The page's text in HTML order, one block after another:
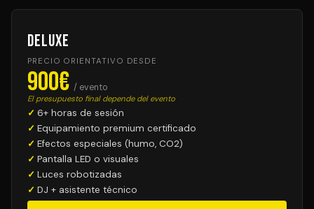
Deluxe
PRECIO ORIENTATIVO DESDE
900€ / evento
El presupuesto final depende del evento
6+ horas de sesión
Equipamiento premium certificado
Efectos especiales (humo, CO2)
Pantalla LED o visuales
Luces robotizadas
DJ + asistente técnico